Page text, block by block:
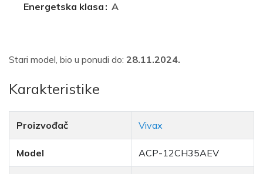
Energetska klasa
A
Stari model, bio u ponudi do: 28.11.2024.
Karakteristike
Proizvođač Vivax
Model ACP-12CH35AEV